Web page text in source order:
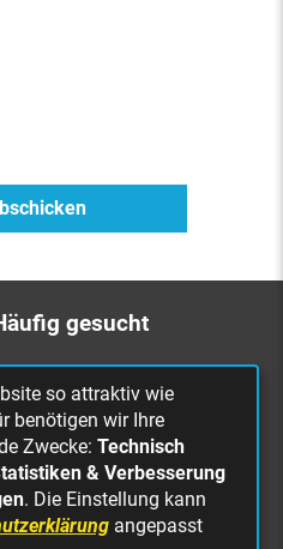
gesucht
Rathaus
erledige ich wo?
so attraktiv wie
benötigen wir Ihre
Zwecke: Technisch
& Verbesserung
. Die Einstellung kann
angepasst